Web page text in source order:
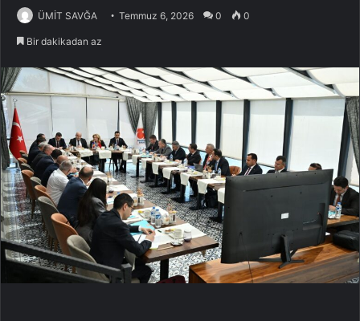
ÜMİT SAVĞA Temmuz 6, 2026 0 0
Bir dakikadan az